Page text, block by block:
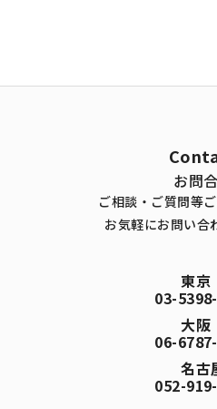
お問
ご相談・ご質問等
お気軽にお問い合
東京
03-
大阪
06-
名古
052-